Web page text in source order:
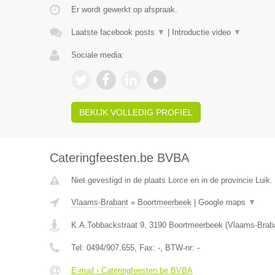
Er wordt gewerkt op afspraak.
Laatste facebook posts ▼ Introductie video ▼
Sociale media:
BEKIJK VOLLEDIG PROFIEL
Cateringfeesten.be BVBA
Niet gevestigd in de plaats Lorce en in de provincie Luik.
Vlaams-Brabant» Boortmeerbeek| Google maps ▼
K.A.Tobbackstraat 9, 3190 Boortmeerbeek(Vlaams-
Tel: 0494/907.655, Fax: -, BTW-nr: -
E-mail › Cateringfeesten.be BVBA